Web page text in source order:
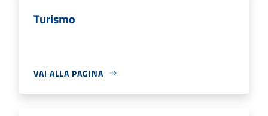
Turismo
VAI ALLA PAGINA